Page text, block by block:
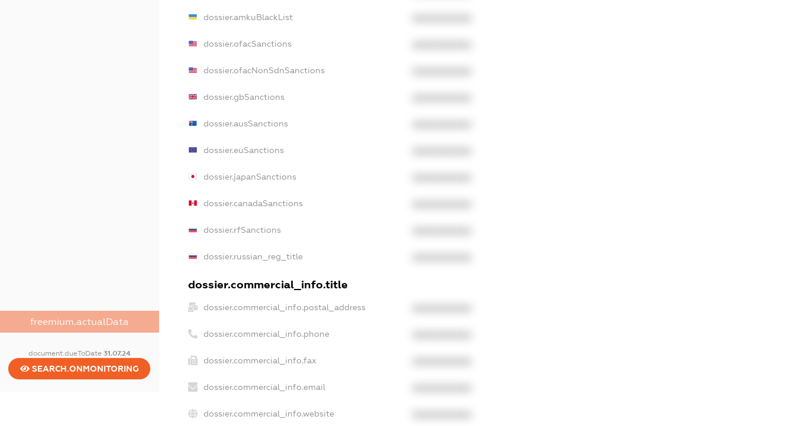
freemium.actualData
document.dueToDate 31.07.24
SEARCH.ONMONITORING
dossier.amkuBlackList
dossier.ofacSanctions
dossier.ofacNonSdnSanctions
dossier.gbSanctions
dossier.ausSanctions
dossier.euSanctions
dossier.japanSanctions
dossier.canadaSanctions
dossier.rfSanctions
dossier.russian_reg_title
dossier.commercial_info.title
dossier.commercial_info.postal_address
dossier.commercial_info.phone
dossier.commercial_info.fax
dossier.commercial_info.email
dossier.commercial_info.website